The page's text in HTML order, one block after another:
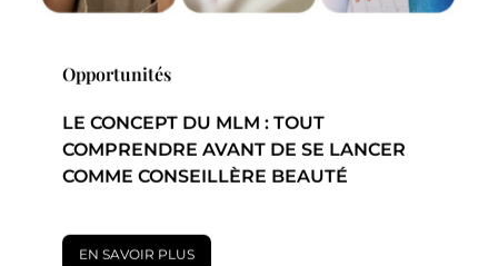
Opportunités
LE CONCEPT DU MLM : TOUT
COMPRENDRE AVANT DE SE LANCER
COMME CONSEILLÈRE BEAUTÉ
EN SAVOIR PLUS